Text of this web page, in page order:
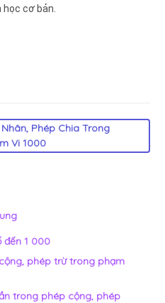
cơ bản.
Phép Chia Trong
Vi 1000
đến 1 000
phép trừ trong phạm
trong phép cộng, phép